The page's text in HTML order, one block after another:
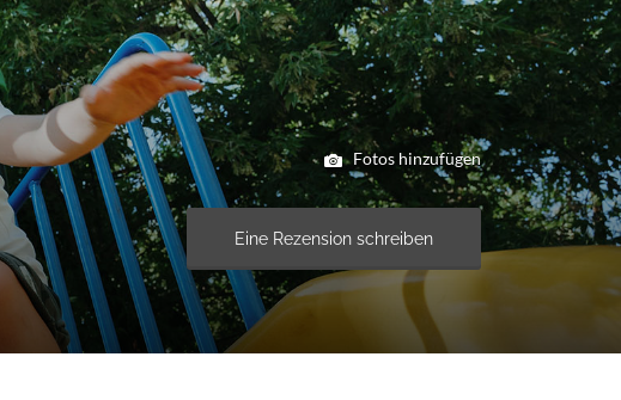
Fotos hinzufügen
Eine Rezension schreiben